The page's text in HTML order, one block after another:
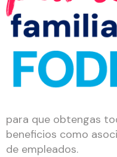
para que obtengas
beneficios como
de empleados.